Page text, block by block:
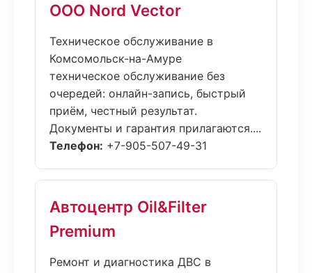
ООО Nord Vector
Техническое обслуживание в
Комсомольск-на-Амуре
техническое обслуживание без
очередей: онлайн-запись, быстрый
приём, честный результат.
Документы и гарантия прилагаются....
Телефон: +7-905-507-49-31
Автоцентр Oil&Filter
Premium
Ремонт и диагностика ДВС в